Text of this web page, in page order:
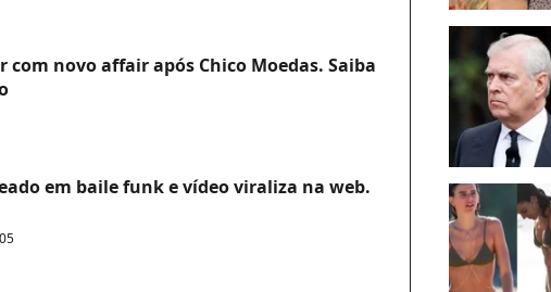
com novo affair após Chico Moedas. Saiba
em baile funk e vídeo viraliza na web.